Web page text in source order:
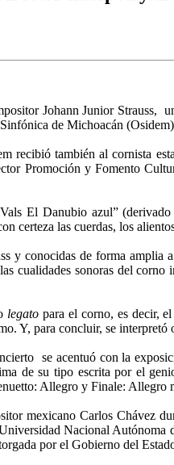
Johann Junior Strauss,
de Michoacán
recibió también al cornista
Promoción y Fomento
El Danubio azul”
certeza las cuerdas, los
y conocidas de forma
cualidades sonoras del
legato para el corno, es decir,
Y, para concluir, se
se acentuó con la
de su tipo escrita por el
Allegro y Finale: Allegro
mexicano Carlos Chávez
Nacional
por el Gobierno del